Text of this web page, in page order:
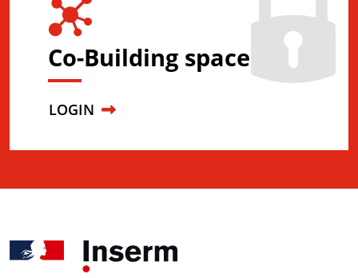
Co-Building space
LOGIN